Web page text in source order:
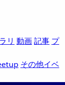
リ 動画記事 プ
その他イベ